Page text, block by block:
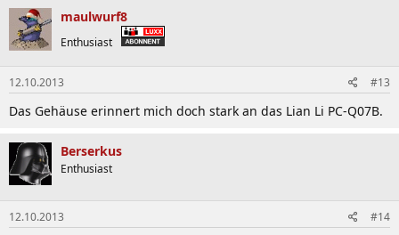
maulwurf8
Enthusiast
12.10.2013 #13
Das Gehäuse erinnert mich doch stark an das Lian Li PC-Q07B.
Berserkus
Enthusiast
12.10.2013 #14